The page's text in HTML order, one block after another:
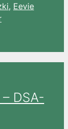
, Eevie
DSA-